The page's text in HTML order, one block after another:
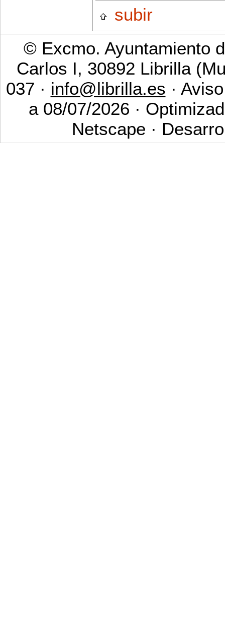
subir
© Excmo. Ayuntamiento
Carlos I, 30892 Librilla
037 · info@librilla.es ·
a 08/07/2026 ·
Netscape ·